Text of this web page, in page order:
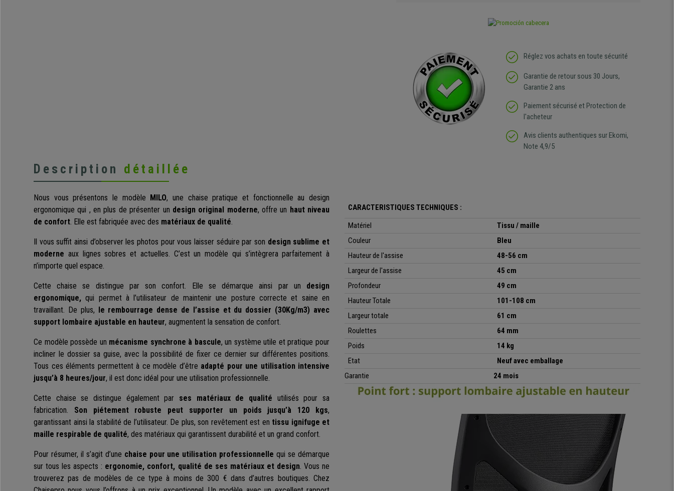
Réglez vos achats en toute sécurité
Garantie de retour sous 30 Jours,
Garantie 2 ans
Paiement sécurisé et Protection de
l'acheteur
Avis clients authentiques sur Ekomi,
Note 4,9/5
Description détaillée
Nous vous présentons le modèle MILO, une chaise pratique et fonctionnelle au design
ergonomique qui , en plus de présenter un design original moderne, offre un haut niveau
de confort. Elle est fabriquée avec des matériaux de qualité.
Il vous suffit ainsi d’observer les photos pour vous laisser séduire par son design sublime et
moderne aux lignes sobres et actuelles. C’est un modèle qui s’intègrera parfaitement à
n’importe quel espace.
Cette chaise se distingue par son confort. Elle se démarque ainsi par un design
ergonomique, qui permet à l’utilisateur de maintenir une posture correcte et saine en
travaillant. De plus, le rembourrage dense de l’assise et du dossier (30Kg/m3) avec
support lombaire ajustable en hauteur, augmentent la sensation de confort.
Ce modèle possède un mécanisme synchrone à bascule, un système utile et pratique pour
incliner le dossier sa guise, avec la possibilité de fixer ce dernier sur différentes positions.
Tous ces éléments permettent à ce modèle d’être adapté pour une utilisation intensive
jusqu’à 8 heures/jour, il est donc idéal pour une utilisation professionnelle.
Cette chaise se distingue également par ses matériaux de qualité utilisés pour sa
fabrication. Son piétement robuste peut supporter un poids jusqu’à 120 kgs,
garantissant ainsi la stabilité de l’utilisateur. De plus, son revêtement est en tissu ignifuge et
maille respirable de qualité, des matériaux qui garantissent durabilité et un grand confort.
Pour résumer, il s’agit d’une chaise pour une utilisation professionnelle qui se démarque
sur tous les aspects : ergonomie, confort, qualité de ses matériaux et design. Vous ne
trouverez pas de modèles de ce type à moins de 300 € dans d’autres boutiques. Chez
CARACTERISTIQUES TECHNIQUES :
Matériel
Tissu / maille
Couleur
Bleu
Hauteur de l'assise
48-56 cm
Largeur de l'assise
45 cm
Profondeur
49 cm
Hauteur Totale
101-108 cm
Largeur totale
61 cm
Roulettes
64 mm
Poids
14 kg
Etat
Neuf avec emballage
Garantie
24 mois